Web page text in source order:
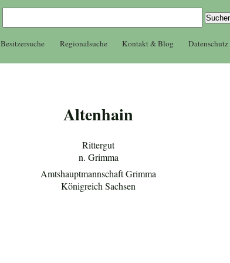
Besitzersuche Regionalsuche Kontakt & Blog Datenschutz
Altenhain
Rittergut
n. Grimma
Amtshauptmannschaft Grimma
Königreich Sachsen